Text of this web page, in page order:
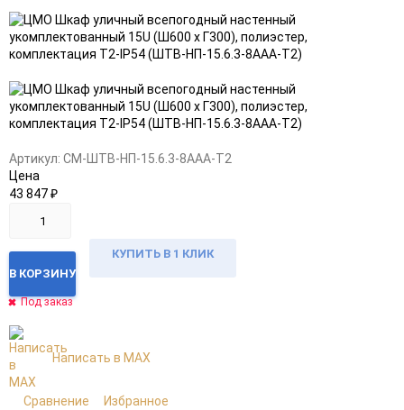
в
избранное
к
сравнению
Артикул: CM-ШТВ-НП-15.6.3-8ААА-Т2
Цена
43 847₽
В КОРЗИНУ
КУПИТЬ В 1 КЛИК
Под заказ
Написать в MAX
Сравнение
Избранное